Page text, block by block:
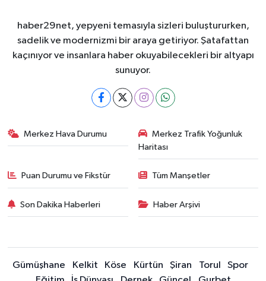
haber29net, yepyeni temasıyla sizleri buluştururken,
sadelik ve modernizmi bir araya getiriyor. Şatafattan
kaçınıyor ve insanlara haber okuyabilecekleri bir altyapı
sunuyor.
Merkez Hava Durumu
Merkez Trafik Yoğunluk
Haritası
Puan Durumu ve Fikstür Tüm Manşetler
Son Dakika Haberleri Haber Arşivi
Gümüşhane Kelkit Köse Kürtün Şiran Torul
Spor